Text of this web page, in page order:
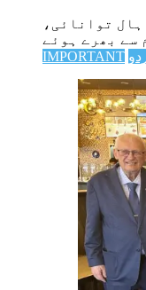
میں لبرل پارٹی کنونشن 2026 کے ہال توانائی،
IMPORTANT